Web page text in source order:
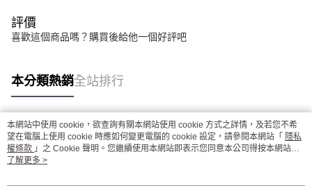
評價
喜歡這個商品嗎？購買後給他一個好評吧
本分類熱銷全站排行
熱門標籤
本網站中使用 cookie，欲查詢有關本網站使用 cookie 方式之詳情，及若您不希
望在電腦上使用 cookie 時應如何變更電腦的 cookie 設定，請參閱本網站「 隱私
權條款 」之 Cookie 聲明。您繼續使用本網站即表示您同意本公司得按本網站使
用條款之 Cookie 聲明使用 cookie。
了解更多 >